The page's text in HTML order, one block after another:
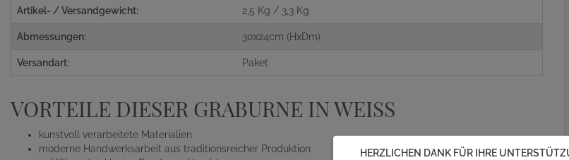
Artikel- / Versandgewicht: 2,5 Kg / 3,3 Kg
Abmessungen: 30x24cm (HxDm)
Versandart: Paket
VORTEILE DIESER GRABURNE IN WEISS
kunstvoll verarbeitete Materialien
moderne Handwerksarbeit aus traditionsreicher Produktion
HERZLICHEN DANK FÜR IHRE